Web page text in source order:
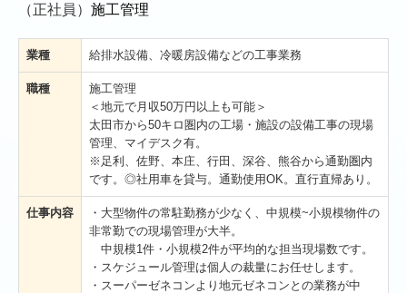
お問い合わせ
株式会社埼玉トーカイ
施工実績
採用情報
お問い合わせ
株式会社TSトーカイ
（正社員） 施工管理
業種 給排水設備、冷暖房設備などの工事業務
職種
施工管理
＜地元で月収50万円以上も可能＞
太田市から50キロ圏内の工場・施設の設備工事の現場
管理、マイデスク有。
※足利、佐野、本庄、行田、深谷、熊谷から通勤圏内
です。◎社用車を貸与。通勤使用OK。直行直帰あり。
仕事内容
・大型物件の常駐勤務が少なく、中規模~小規模物件の
非常勤での現場管理が大半。
中規模1件・小規模2件が平均的な担当現場数です。
・スケジュール管理は個人の裁量にお任せします。
・スーパーゼネコンより地元ゼネコンとの業務が中